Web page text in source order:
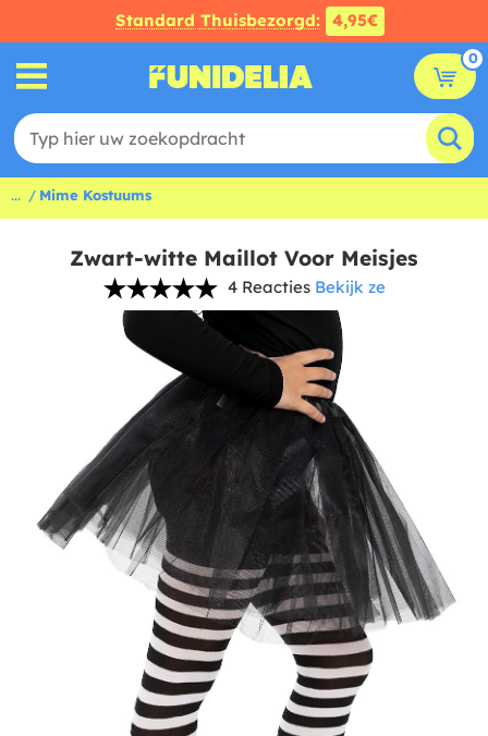
Standard Thuisbezorgd: 4,95€
0
... Mime Kostuums
Zwart-witte Maillot Voor Meisjes
4 Reacties Bekijk ze